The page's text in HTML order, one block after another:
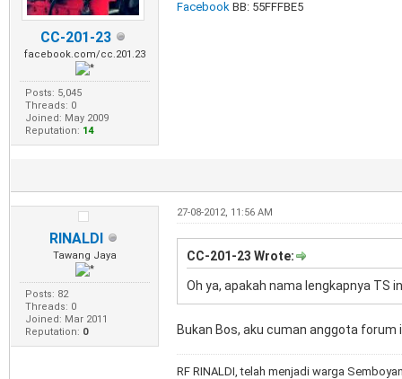
CC-201-23
facebook.com/cc.201.23
Posts: 5,045
Threads: 0
Joined: May 2009
Reputation: 14
Facebook BB: 55FFFBE5
RINALDI
Tawang Jaya
Posts: 82
Threads: 0
Joined: Mar 2011
Reputation: 0
27-08-2012, 11:56 AM
CC-201-23 Wrote:
Oh ya, apakah nama lengkapnya TS
Bukan Bos, aku cuman anggota forum
RF RINALDI, telah menjadi warga